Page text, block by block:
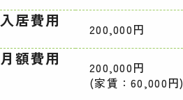
入居費用 200,000円
月額費用
200,000円
(家賃：60,000円)